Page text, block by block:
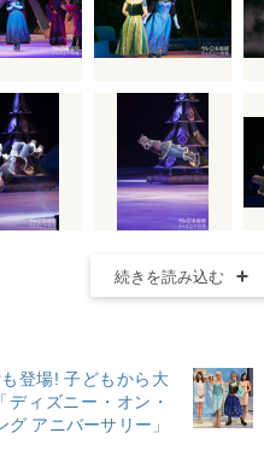
続きを読み込む
登場! 子どもから大
ディズニー・オン・
アニバーサリー」